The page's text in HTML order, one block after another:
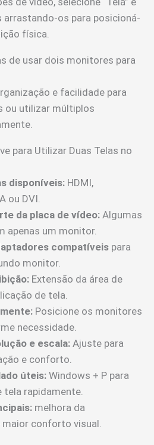
os para posicioná-
física.
de usar dois monitores para
e facilidade para
ou utilizar múltiplos
para Utilizar Duas Telas no
disponíveis: HDMI,
ou DVI.
da placa de vídeo: Algumas
apenas um monitor.
compatíveis para
monitor.
Extensão da área de
de tela.
Posicione os monitores
necessidade.
e escala: Ajuste para
e conforto.
úteis: Windows + P para
rapidamente.
melhora da
conforto visual.